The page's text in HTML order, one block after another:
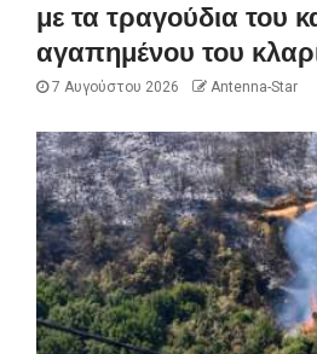
με τα τραγούδια του
αγαπημένου του
7 Αυγούστου 2026 Antenna-Star